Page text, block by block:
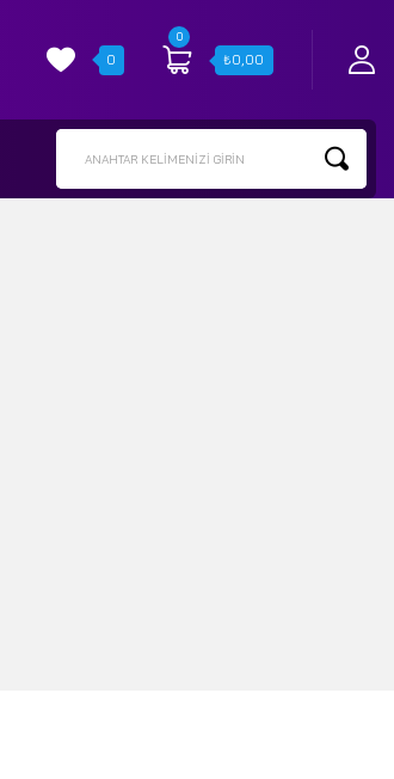
0
0
₺0,00
ANAHTAR KELIMENIZI GIRIN